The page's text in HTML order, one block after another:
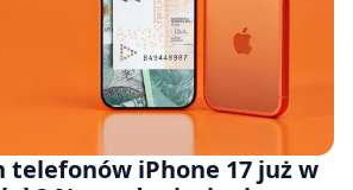
telefonów iPhone 17 już w